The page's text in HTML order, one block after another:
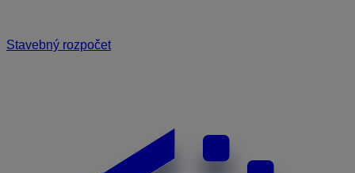
Stavebný rozpočet